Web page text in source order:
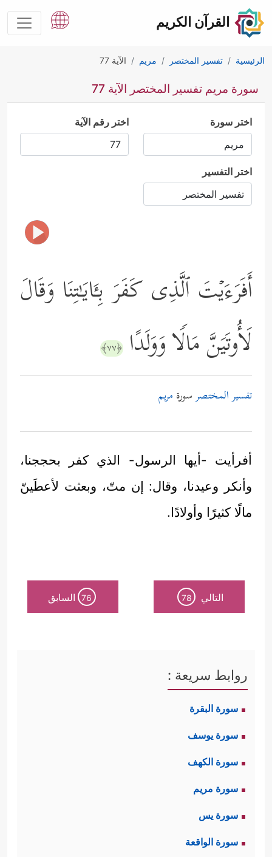
القرآن الكريم
الرئيسية تفسير المختصر مريم الآية 77
سورة مريم تفسير المختصر الآية 77
اختر سورة اختر رقم الآية
اختر التفسير
أَفَرَءَیۡتَ ٱلَّذِی كَفَرَ بِـَٔایَـٰتِنَا وَقَالَ
لَأُوتَیَنَّ مَالࣰا وَوَلَدًا ﴿٧٧﴾
تفسير المختصرسورة مريم
أفرأيت -أيها الرسول- الذي كفر بحججنا،
وأنكر وعيدنا، وقال: إن متّ، وبعثت لأعطَينّ
مالًا كثيرًا وأولادًا.
التالي 78
76 السابق
روابط سريعة :
سورة البقرة
سورة يوسف
سورة الكهف
سورة مريم
سورة يس
سورة الواقعة